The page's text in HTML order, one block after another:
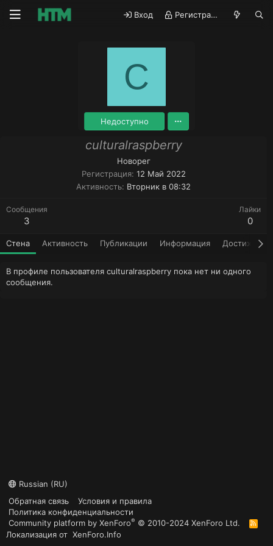
Вход Регистрация
C
Недоступно
culturalraspberry
Новорег
Регистрация 12 Май 2022
Активность Вторник в 08:32
Сообщения
3
Лайки
0
Стена Активность Публикации Информация Достижения
В профиле пользователя culturalraspberry пока нет ни одного
сообщения.
Russian (RU)
Обратная связь
Условия и правила
Политика конфиденциальности
Community platform by XenForo® © 2010-2024 XenForo Ltd.
R
S
Локализация от XenForo.Info